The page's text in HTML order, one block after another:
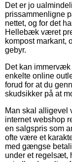
Det er jo
prissammenligne
nettet, og for det
Hellebæk været
kompost markant,
gebyr.
Det kan
enkelte online
forud for at du
skudsikker på at
Man skal alligevel
internet webshop
en salgspris som
ofte være et
med gængse
under et regelsæt,